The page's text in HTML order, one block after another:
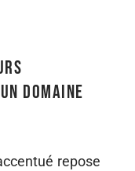
domaine
repose